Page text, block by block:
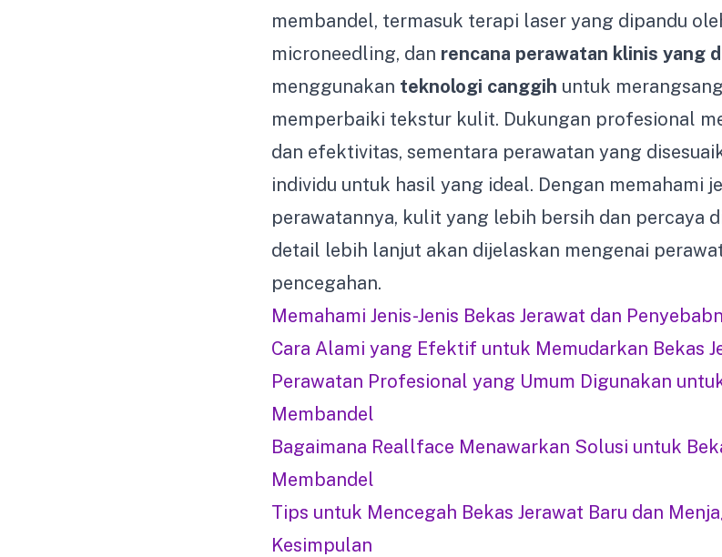
membandel, termasuk terapi laser yang dipandu
microneedling, dan rencana perawatan klinis yang
menggunakan teknologi canggih untuk
memperbaiki tekstur kulit. Dukungan profesional
dan efektivitas, sementara perawatan yang
individu untuk hasil yang ideal. Dengan memahami
perawatannya, kulit yang lebih bersih dan percaya
detail lebih lanjut akan dijelaskan mengenai
pencegahan.
Memahami Jenis-Jenis Bekas Jerawat dan
Cara Alami yang Efektif untuk Memudarkan Bekas
Perawatan Profesional yang Umum Digunakan
Membandel
Bagaimana Reallface Menawarkan Solusi untuk
Membandel
Tips untuk Mencegah Bekas Jerawat Baru dan
Kesimpulan